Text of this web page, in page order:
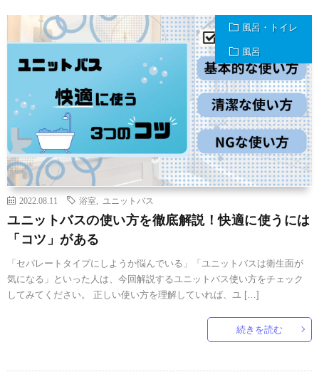
風呂・トイレ
風呂
2022.08.11 浴室 ユニットバス
ユニットバスの使い方を徹底解説！快適に使うには
「コツ」がある
「セパレートタイプにしようか悩んでいる」「ユニットバスは衛生面が
気になる」といった人は、今回解説するユニットバス使い方をチェック
してみてください。 正しい使い方を理解していれば、ユ […]
続きを読む